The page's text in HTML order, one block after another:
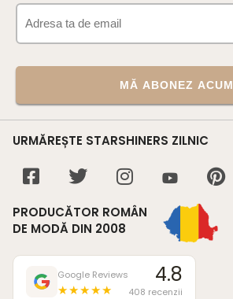
MĂ ABONEZ ACUM
URMĂREȘTE STARSHINERS ZILNIC
PRODUCĂTOR ROMÂN
DE MODĂ DIN 2008
Google Reviews
★★★★★
4.8
408 recenzii